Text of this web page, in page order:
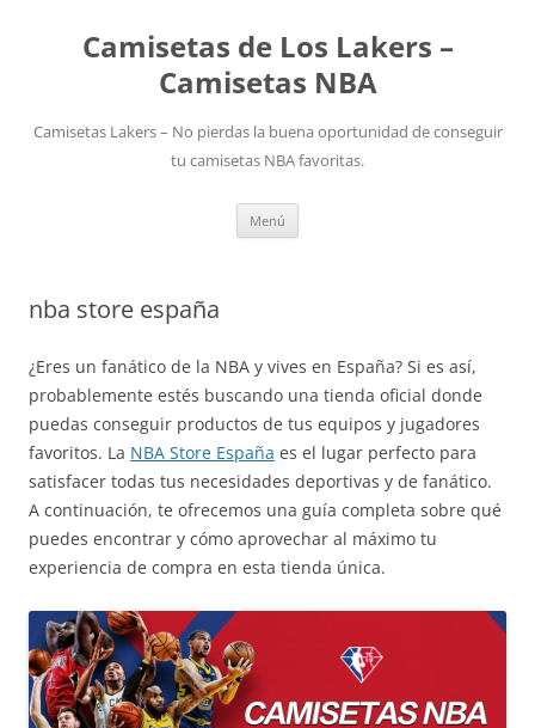
Camisetas de Los Lakers –
Camisetas NBA
Camisetas Lakers – No pierdas la buena oportunidad de conseguir
tu camisetas NBA favoritas.
Menú
nba store españa
¿Eres un fanático de la NBA y vives en España? Si es así,
probablemente estés buscando una tienda oficial donde
puedas conseguir productos de tus equipos y jugadores
favoritos. La NBA Store España es el lugar perfecto para
satisfacer todas tus necesidades deportivas y de fanático.
A continuación, te ofrecemos una guía completa sobre qué
puedes encontrar y cómo aprovechar al máximo tu
experiencia de compra en esta tienda única.